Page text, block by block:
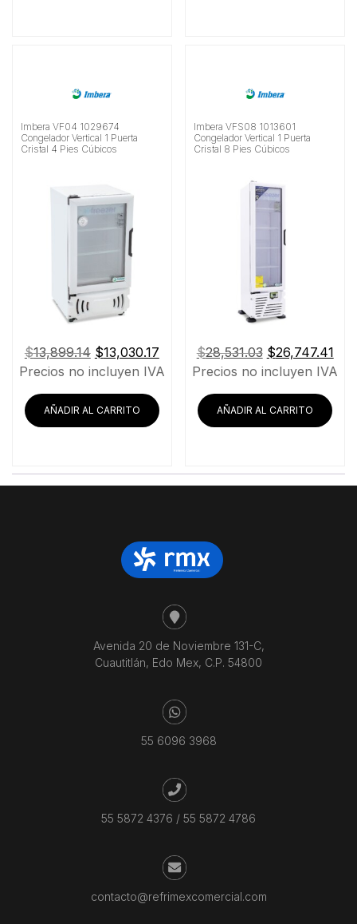
Imbera VF04 1029674
Congelador Vertical 1 Puerta
Cristal 4 Pies Cúbicos
$13,899.14 El
precio
era:
$13,899.14.
$13,030.17El
precio
es:
$13,030.17.
Precios no incluyen IVA
AÑADIR AL CARRITO
Imbera VFS08 1013601
Congelador Vertical 1 Puerta
Cristal 8 Pies Cúbicos
$28,531.03 El
precio
era:
$28,531.03.
$26,747.41El
Precios no incluyen IVA
AÑADIR AL CARRITO
Avenida 20 de Noviembre 131-C,
Cuautitlán, Edo Mex, C.P. 54800
55 6096 3968
55 5872 4376 / 55 5872 4786
contacto@refrimexcomercial.com